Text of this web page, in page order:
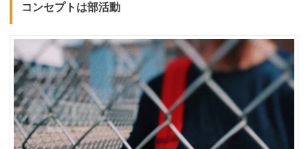
コンセプトは部活動